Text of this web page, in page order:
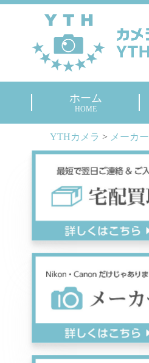
ホーム
HOME
YTHカメラ > メーカー